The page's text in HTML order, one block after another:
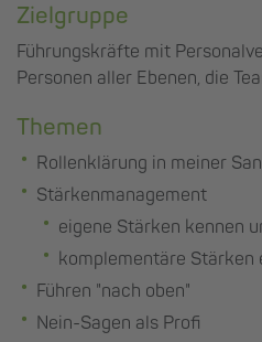
Zielgruppe
Führungskräfte mit
Personen aller Ebenen, die
Themen
Rollenklärung in meiner
Stärkenmanagement
eigene Stärken kennen
komplementäre Stärken
Führen "nach oben"
Nein-Sagen als Profi